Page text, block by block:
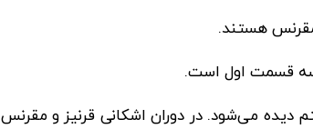
هستند.
سه قسمت اول است.
دیده می‌شود. در دوران اشکانی قرنیز و مقرنس